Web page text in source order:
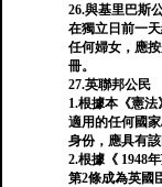
26.與基里巴斯
在獨立日前一
任何婦女，應
冊。
27.英聯邦公民
1.根據本《憲
適用的任何國
身份，應具有
2.根據《 1948
第2條成為英國